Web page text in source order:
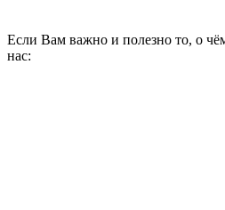
Если Вам важно и полезно то, о
нас: